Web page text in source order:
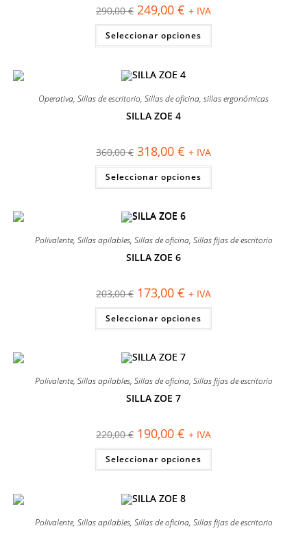
producto
290,00€ El
precio
original
era:
290,00 €.
249,00 € El
precio
actual
es:
249,00 €.
+ IVA
Seleccionar opciones
Este
tiene
se
pueden
producto
Operativa, Sillas de escritorio, Sillas de oficina, sillas ergonómicas
SILLA ZOE 4
360,00€ El
precio
original
era:
360,00 €.
318,00 € El
precio
actual
es:
318,00 €.
+ IVA
Seleccionar opciones
Este
tiene
se
pueden
producto
Polivalente, Sillas apilables, Sillas de oficina, Sillas fijas de escritorio
SILLA ZOE 6
203,00€ El
precio
original
era:
203,00 €.
173,00 € El
precio
actual
es:
173,00 €.
+ IVA
Seleccionar opciones
Este
tiene
se
pueden
producto
Polivalente, Sillas apilables, Sillas de oficina, Sillas fijas de escritorio
SILLA ZOE 7
220,00€ El
precio
original
era:
220,00 €.
190,00 € El
precio
actual
es:
190,00 €.
+ IVA
Seleccionar opciones
Este
tiene
se
pueden
Polivalente, Sillas apilables, Sillas de oficina, Sillas fijas de escritorio